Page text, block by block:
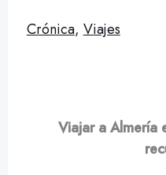
Crónica, Viajes
Viajar a Almería